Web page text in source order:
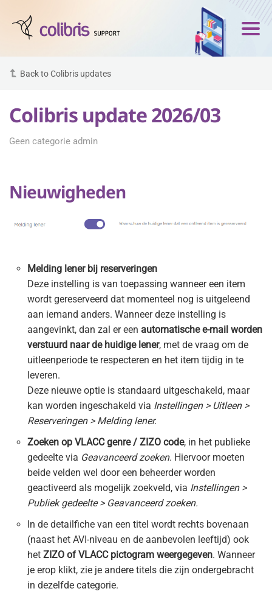
Back to Colibris updates
Colibris update 2026/03
Geen categorie admin
Nieuwigheden
Melding lener bij reserveringen
Deze instelling is van toepassing wanneer een item
wordt gereserveerd dat momenteel nog is uitgeleend
aan iemand anders. Wanneer deze instelling is
aangevinkt, dan zal er een automatische e-mail worden
verstuurd naar de huidige lener, met de vraag om de
uitleenperiode te respecteren en het item tijdig in te
leveren.
Deze nieuwe optie is standaard uitgeschakeld, maar
kan worden ingeschakeld via Instellingen > Uitleen >
Reserveringen > Melding lener.
Zoeken op VLACC genre / ZIZO code, in het publieke
gedeelte via Geavanceerd zoeken. Hiervoor moeten
beide velden wel door een beheerder worden
geactiveerd als mogelijk zoekveld, via Instellingen >
Publiek gedeelte > Geavanceerd zoeken.
In de detailfiche van een titel wordt rechts bovenaan
(naast het AVI-niveau en de aanbevolen leeftijd) ook
het ZIZO of VLACC pictogram weergegeven. Wanneer
je erop klikt, zie je andere titels die zijn ondergebracht
in dezelfde categorie.